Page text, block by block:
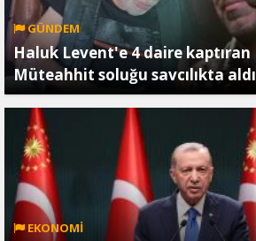
GÜNDEM
Haluk Levent'e 4 daire kaptıran
Müteahhit soluğu savcılıkta aldı
EKONOMİ